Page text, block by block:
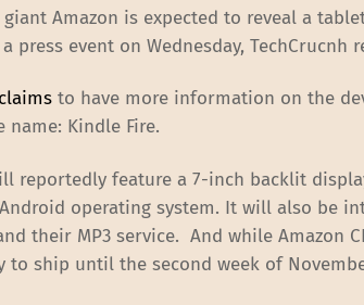
Amazon is expected to reveal a
press event on Wednesday, TechCrucnh
to have more information on the
name: Kindle Fire.
reportedly feature a 7-inch backlit
Android operating system. It will also be
their MP3 service. And while Amazon
to ship until the second week of